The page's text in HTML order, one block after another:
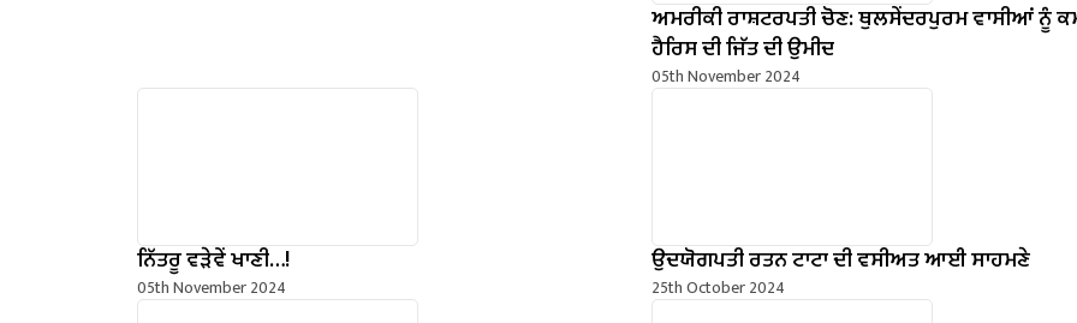
ਅਮਰੀਕੀ ਰਾਸ਼ਟਰਪਤੀ ਚੋਣ: ਥੁਲਸੇਂਦਰਪੁਰਮ ਵਾਸੀਆਂ ਨੂੰ
ਹੈਰਿਸ ਦੀ ਜਿੱਤ ਦੀ ਉਮੀਦ
05th November 2024
ਨਿੱਤਰੂ ਵੜੇਵੇਂ ਖਾਣੀ…!
05th November 2024
ਉਦਯੋਗਪਤੀ ਰਤਨ ਟਾਟਾ ਦੀ ਵਸੀਅਤ ਆਈ ਸਾਹਮਣੇ
25th October 2024